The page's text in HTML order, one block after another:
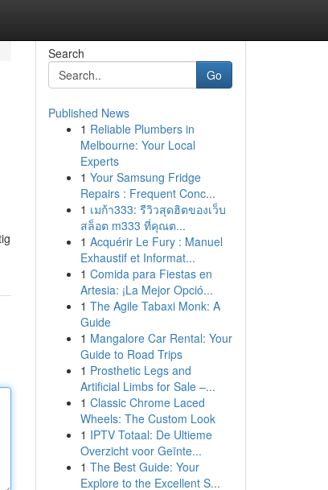
Search
Go
Published News
1 Reliable Plumbers in
Melbourne: Your Local
Experts
1 Your Samsung Fridge
Repairs : Frequent Conc...
1 เมก้า333: รีวิวสุดฮิตของเว็บ
สล็อต m333 ที่คุณต...
1 Acquérir Le Fury : Manuel
Exhaustif et Informat...
1 Comida para Fiestas en
Artesia: ¡La Mejor Opció...
1 The Agile Tabaxi Monk: A
Guide
1 Mangalore Car Rental: Your
Guide to Road Trips
1 Prosthetic Legs and
Artificial Limbs for Sale –...
1 Classic Chrome Laced
Wheels: The Custom Look
1 IPTV Totaal: De Ultieme
Overzicht voor Geïnte...
1 The Best Guide: Your
Explore to the Excellent S...